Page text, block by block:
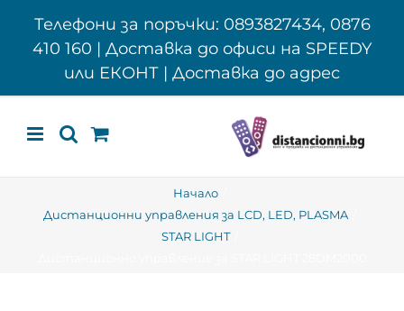
Телефони за поръчки: 0893827434, 0876
410 160 | Доставка до офиси на SPEEDY
или ЕКОНТ | Доставка до адрес
Начало
Дистанционни управления за LCD, LED, PLASMA
STAR LIGHT